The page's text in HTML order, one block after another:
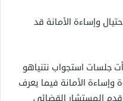
وإساءة الأمانة قد
جلسات استجواب نتنياهو
وإساءة الأمانة فيما يعرف
و”2000″ و”4000″، وقدم المستشار القضائي